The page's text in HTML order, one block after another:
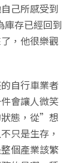
己所感受到
庫存已經回到
，他很樂觀
自行車業者
會讓人微笑
狀態，從”想
只是生存，
個產業該繁